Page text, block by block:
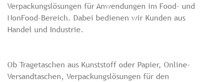
Verpackungslösungen für Anwendungen im Food- und
NonFood-Bereich. Dabei bedienen wir Kunden aus
Handel und Industrie.
Ob Tragetaschen aus Kunststoff oder Papier, Online-
Versandtaschen, Verpackungslösungen für den